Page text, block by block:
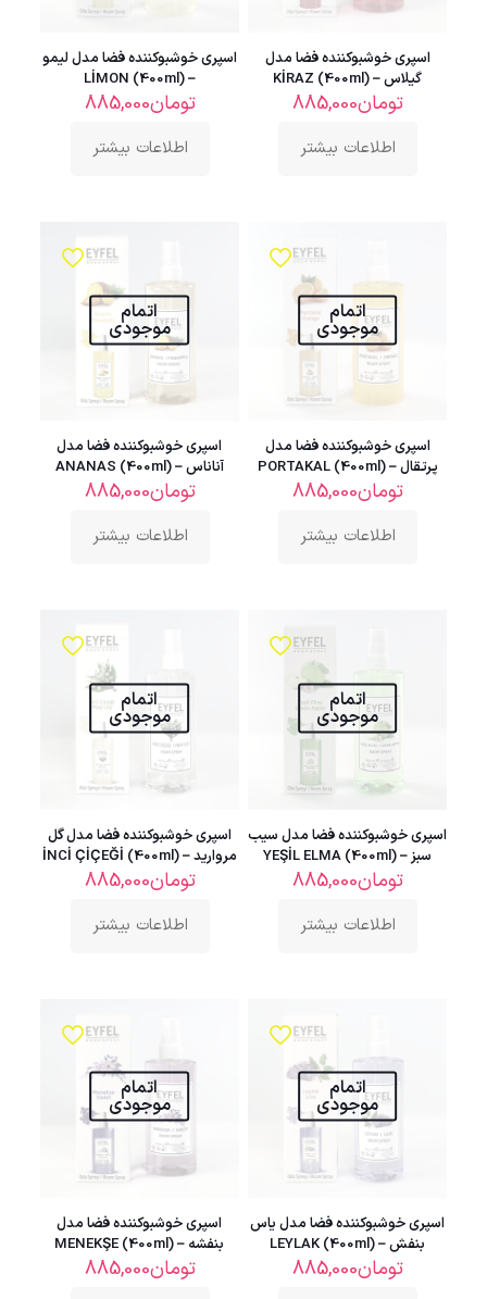
اسپری خوشبوکننده فضا مدل
گیلاس – KİRAZ (400ml)
تومان885,000
اطلاعات بیشتر
اسپری خوشبوکننده فضا مدل لیمو
– LİMON (400ml)
تومان885,000
اطلاعات بیشتر
اتمام
موجودی
اسپری خوشبوکننده فضا مدل
پرتقال – PORTAKAL (400ml)
تومان885,000
اطلاعات بیشتر
اتمام
موجودی
اسپری خوشبوکننده فضا مدل
آناناس – ANANAS (400ml)
تومان885,000
اطلاعات بیشتر
اتمام
موجودی
اسپری خوشبوکننده فضا مدل سیب
سبز – YEŞİL ELMA (400ml)
تومان885,000
اطلاعات بیشتر
اتمام
موجودی
اسپری خوشبوکننده فضا مدل گل
مروارید – İNCİ ÇİÇEĞİ (400ml)
تومان885,000
اطلاعات بیشتر
اتمام
موجودی
اسپری خوشبوکننده فضا مدل یاس
بنفش – LEYLAK (400ml)
تومان885,000
اتمام
موجودی
اسپری خوشبوکننده فضا مدل
بنفشه – MENEKŞE (400ml)
تومان885,000